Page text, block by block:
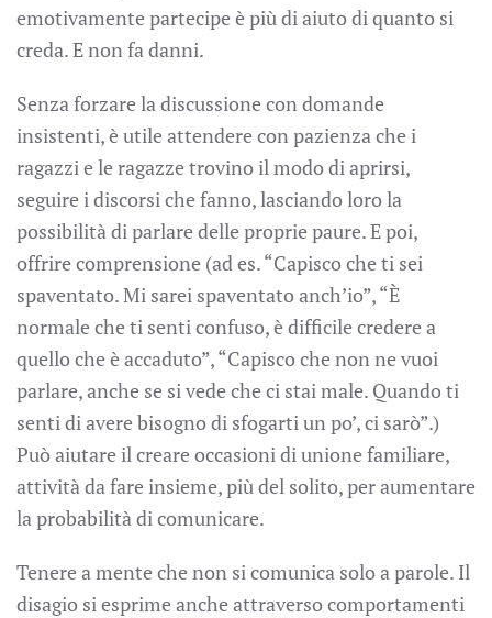
emotivamente partecipe è più di aiuto di quanto si
creda. E non fa danni.
Senza forzare la discussione con domande
insistenti, è utile attendere con pazienza che i
ragazzi e le ragazze trovino il modo di aprirsi,
seguire i discorsi che fanno, lasciando loro la
possibilità di parlare delle proprie paure. E poi,
offrire comprensione (ad es. “Capisco che ti sei
spaventato. Mi sarei spaventato anch’io”, “È
normale che ti senti confuso, è difficile credere a
quello che è accaduto”, “Capisco che non ne vuoi
parlare, anche se si vede che ci stai male. Quando ti
senti di avere bisogno di sfogarti un po’, ci sarò”.)
Può aiutare il creare occasioni di unione familiare,
attività da fare insieme, più del solito, per aumentare
la probabilità di comunicare.
Tenere a mente che non si comunica solo a parole. Il
disagio si esprime anche attraverso comportamenti